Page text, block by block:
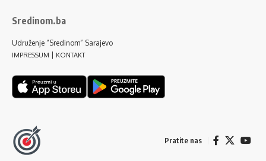
Sredinom.ba
Udruženje “Sredinom” Sarajevo
IMPRESSUM KONTAKT
Pratite nas